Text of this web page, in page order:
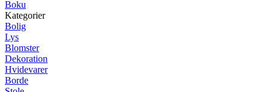
Boku
Kategorier
Bolig
Lys
Blomster
Dekoration
Hvidevarer
Borde